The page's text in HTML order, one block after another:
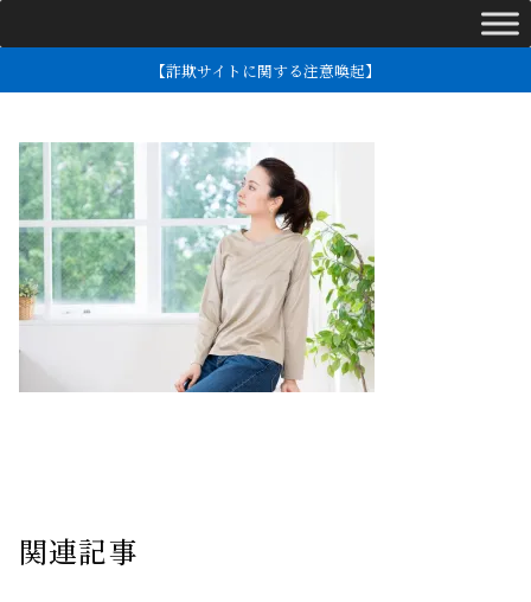
【詐欺サイトに関する注意喚起】
関連記事